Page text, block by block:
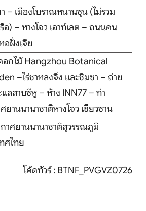
– เมืองโบราณหนานซุน (ไม่รวม
อ) – หางโจว เอาท์เลต – ถนนคน
อฝั่งเจีย
อกไม้ Hangzhou Botanical
–ไร่ชาหลงจิ่ง และชิมชา – ถ่าย
ลสาบซีหู – ห้าง INN77 – ท่า
ยานนานาชาติหางโจว เซียวซาน
าศยานนานาชาติสุวรรณภูมิ
ศไทย
โค้ดทัวร์ : BTNF_PVGVZ0726